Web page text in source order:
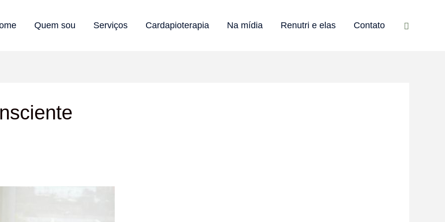
Quem sou Serviços Cardapioterapia Na mídia Renutri e elas Contato Pesquisar